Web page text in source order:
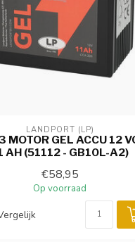
LANDPORT (LP)
MOTOR GEL ACCU 12
AH (51112 - GB10L-A2)
€58,95
Op voorraad